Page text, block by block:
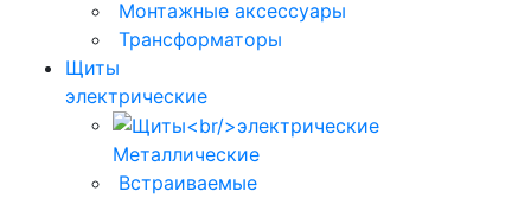
Монтажные аксессуары
Трансформаторы
Щиты
электрические
Металлические
Встраиваемые